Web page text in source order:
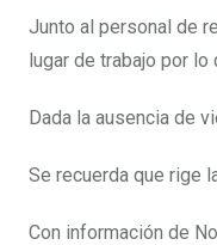
Junto al personal de
lugar de trabajo por lo
Dada la ausencia de
Se recuerda que rige
Con información de